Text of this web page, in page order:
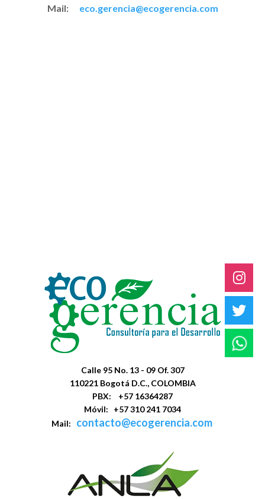
Mail: eco.gerencia@ecogerencia.com
Calle 95 No. 13 - 09 Of. 307
110221 Bogotá D.C., COLOMBIA
PBX: +57 16364287
Móvil: +57 310 241 7034
Mail:
contacto@ecogerencia.com